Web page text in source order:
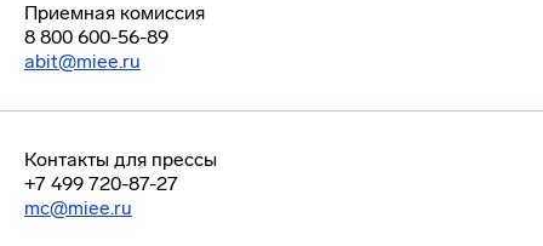
Приемная комиссия
8 800 600-56-89
abit@miee.ru
Контакты для прессы
+7 499 720-87-27
mc@miee.ru